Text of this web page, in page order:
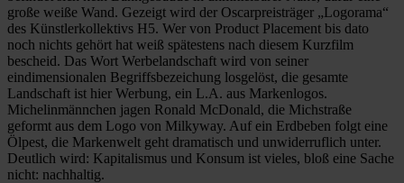
große weiße Wand. Gezeigt wird der Oscarpreisträger „Logorama“
des Künstlerkollektivs H5. Wer von Product Placement bis dato
noch nichts gehört hat weiß spätestens nach diesem Kurzfilm
bescheid. Das Wort Werbelandschaft wird von seiner
eindimensionalen Begriffsbezeichung losgelöst, die gesamte
Landschaft ist hier Werbung, ein L.A. aus Markenlogos.
Michelinmännchen jagen Ronald McDonald, die Michstraße
geformt aus dem Logo von Milkyway. Auf ein Erdbeben folgt eine
Ölpest, die Markenwelt geht dramatisch und unwiderruflich unter.
Deutlich wird: Kapitalismus und Konsum ist vieles, bloß eine Sache
nicht: nachhaltig.